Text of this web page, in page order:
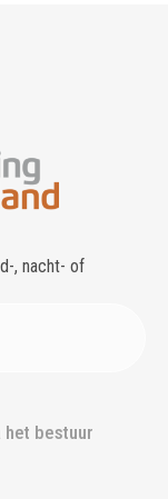
, nacht- of
het bestuur